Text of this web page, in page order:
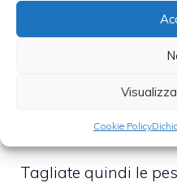
Cookie Policy
Versate all’interno
guscio di
un piatto da portata.
Tagliate quindi le